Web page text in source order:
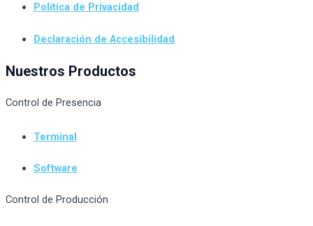
Política de Privacidad
Declaración de Accesibilidad
Nuestros Productos
Control de Presencia
Terminal
Software
Control de Producción